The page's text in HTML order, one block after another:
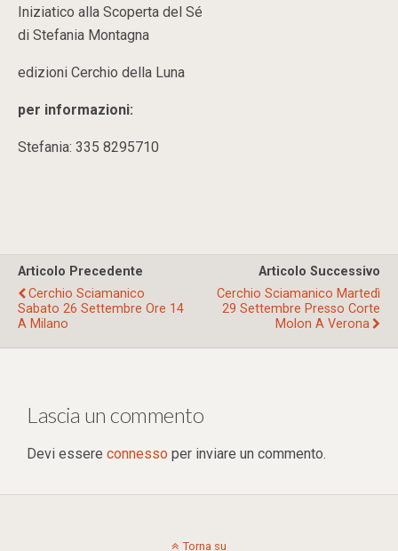
Iniziatico alla Scoperta del Sé
di Stefania Montagna
edizioni Cerchio della Luna
per informazioni:
Stefania: 335 8295710
Articolo Precedente
Cerchio Sciamanico
Sabato 26 Settembre Ore 14
A Milano
Articolo Successivo
Cerchio Sciamanico Martedì
29 Settembre Presso Corte
Molon A Verona
Lascia un commento
Devi essere connesso per inviare un commento.
Torna su